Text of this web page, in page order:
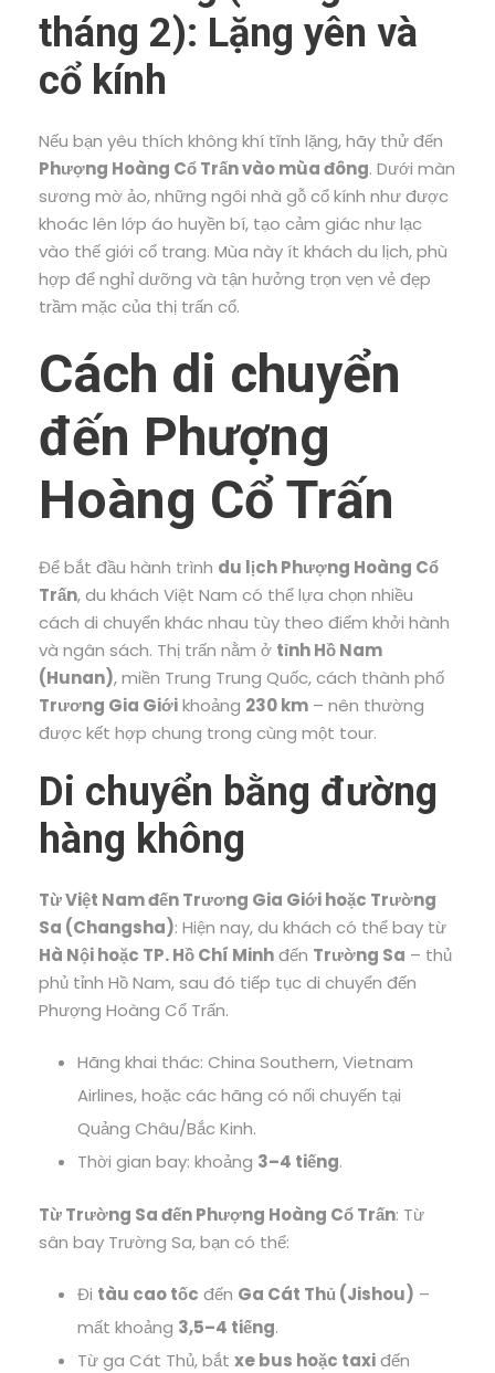
tháng 2): Lặng yên và
cổ kính
Nếu bạn yêu thích không khí tĩnh lặng, hãy thử đến
Phượng Hoàng Cổ Trấn vào mùa đông. Dưới màn
sương mờ ảo, những ngôi nhà gỗ cổ kính như được
khoác lên lớp áo huyền bí, tạo cảm giác như lạc
vào thế giới cổ trang. Mùa này ít khách du lịch, phù
hợp để nghỉ dưỡng và tận hưởng trọn vẹn vẻ đẹp
trầm mặc của thị trấn cổ.
Cách di chuyển
đến Phượng
Hoàng Cổ Trấn
Để bắt đầu hành trình du lịch Phượng Hoàng Cổ
Trấn, du khách Việt Nam có thể lựa chọn nhiều
cách di chuyển khác nhau tùy theo điểm khởi hành
và ngân sách. Thị trấn nằm ở tỉnh Hồ Nam
(Hunan), miền Trung Trung Quốc, cách thành phố
Trương Gia Giớikhoảng 230 km – nên thường
được kết hợp chung trong cùng một tour.
Di chuyển bằng đường
hàng không
Từ Việt Nam đến Trương Gia Giới hoặc Trường
Sa (Changsha): Hiện nay, du khách có thể bay từ
Hà Nội hoặc TP. Hồ Chí Minhđến Trường Sa – thủ
phủ tỉnh Hồ Nam, sau đó tiếp tục di chuyển đến
Phượng Hoàng Cổ Trấn.
Hãng khai thác: China Southern, Vietnam
Airlines, hoặc các hãng có nối chuyến tại
Quảng Châu/Bắc Kinh.
Thời gian bay: khoảng 3–4 tiếng.
Từ Trường Sa đến Phượng Hoàng Cổ Trấn: Từ
sân bay Trường Sa, bạn có thể:
Đi tàu cao tốc đến Ga Cát Thủ (Jishou) –
mất khoảng 3,5–4 tiếng.
Từ ga Cát Thủ, bắt xe bus hoặc taxiđến